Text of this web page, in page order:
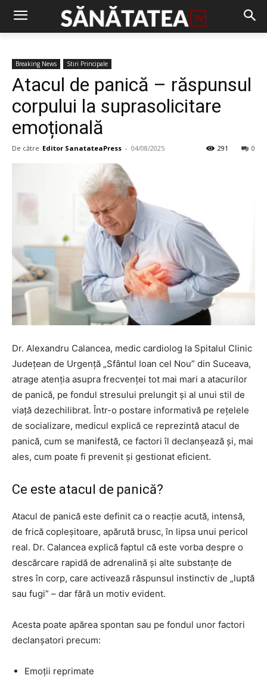
Breaking News Stiri Principale
Atacul de panică – răspunsul
corpului la suprasolicitare
emoțională
De către Editor SanatateaPress - 04/08/2025 0
291
Dr. Alexandru Calancea, medic cardiolog la Spitalul Clinic
Județean de Urgență „Sfântul Ioan cel Nou” din Suceava,
atrage atenția asupra frecvenței tot mai mari a atacurilor
de panică, pe fondul stresului prelungit și al unui stil de
viață dezechilibrat. Într-o postare informativă pe rețelele
de socializare, medicul explică ce reprezintă atacul de
panică, cum se manifestă, ce factori îl declanșează și, mai
ales, cum poate fi prevenit și gestionat eficient.
Ce este atacul de panică?
Atacul de panică este definit ca o reacție acută, intensă,
de frică copleșitoare, apărută brusc, în lipsa unui pericol
real. Dr. Calancea explică faptul că este vorba despre o
descărcare rapidă de adrenalină și alte substanțe de
stres în corp, care activează răspunsul instinctiv de „luptă
sau fugi” – dar fără un motiv evident.
Acesta poate apărea spontan sau pe fondul unor factori
declanșatori precum:
Emoții reprimate